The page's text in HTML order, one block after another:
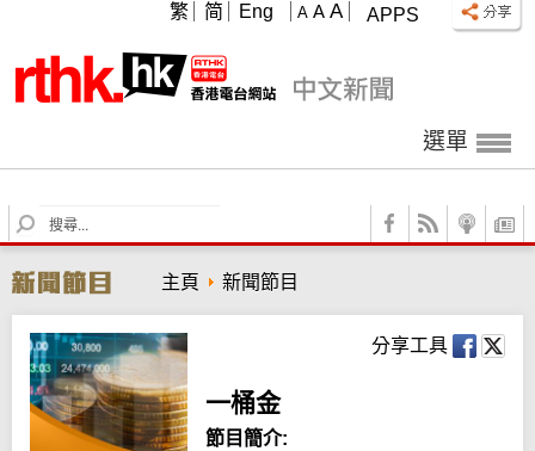
APPS
A A A
繁 简 Eng
選單
S
e
r
c
h
主頁 新聞節目
分享工具
一桶金
節目簡介: